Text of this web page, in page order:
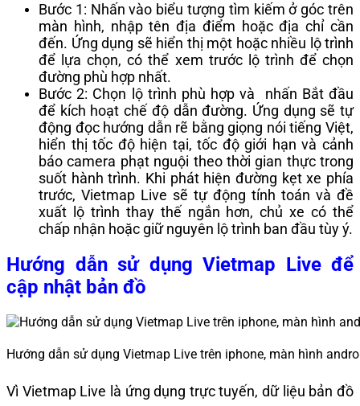
Bước 1: Nhấn vào biểu tượng tìm kiếm ở góc trên
màn hình, nhập tên địa điểm hoặc địa chỉ cần
đến. Ứng dụng sẽ hiển thị một hoặc nhiều lộ trình
để lựa chọn, có thể xem trước lộ trình để chọn
đường phù hợp nhất.
Bước 2: Chọn lộ trình phù hợp và nhấn Bắt đầu
để kích hoạt chế độ dẫn đường. Ứng dụng sẽ tự
động đọc hướng dẫn rẽ bằng giọng nói tiếng Việt,
hiển thị tốc độ hiện tại, tốc độ giới hạn và cảnh
báo camera phạt nguội theo thời gian thực trong
suốt hành trình. Khi phát hiện đường kẹt xe phía
trước, Vietmap Live sẽ tự động tính toán và đề
xuất lộ trình thay thế ngắn hơn, chủ xe có thể
chấp nhận hoặc giữ nguyên lộ trình ban đầu tùy ý.
Hướng dẫn sử dụng Vietmap Live để
cập nhật bản đồ
Hướng dẫn sử dụng Vietmap Live trên iphone, màn hình
Vì Vietmap Live là ứng dụng trực tuyến, dữ liệu bản đồ